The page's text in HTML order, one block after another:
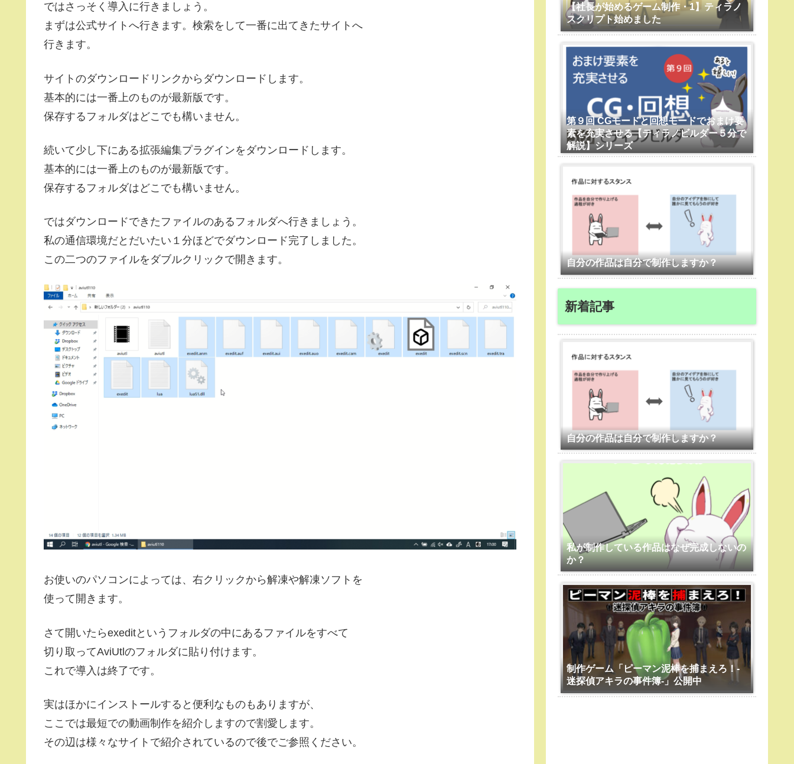
ではさっそく導入に行きましょう。
まずは公式サイトへ行きます。検索をして一番に出てきたサイトへ
行きます。
サイトのダウンロードリンクからダウンロードします。
基本的には一番上のものが最新版です。
保存するフォルダはどこでも構いません。
続いて少し下にある拡張編集プラグインをダウンロードします。
基本的には一番上のものが最新版です。
保存するフォルダはどこでも構いません。
ではダウンロードできたファイルのあるフォルダへ行きましょう。
私の通信環境だとだいたい１分ほどでダウンロード完了しました。
この二つのファイルをダブルクリックで開きます。
お使いのパソコンによっては、右クリックから解凍や解凍ソフトを
使って開きます。
さて開いたらexeditというフォルダの中にあるファイルをすべて
切り取ってAviUtlのフォルダに貼り付けます。
これで導入は終了です。
実はほかにインストールすると便利なものもありますが、
ここでは最短での動画制作を紹介しますので割愛します。
その辺は様々なサイトで紹介されているので後でご参照ください。
【社長が始めるゲーム制作・1】ティラノ
スクリプト始めました
第９回 CGモードと回想モードでおまけ要
素を充実させる【ティラノビルダー５分で
解説】シリーズ
自分の作品は自分で制作しますか？
新着記事
自分の作品は自分で制作しますか？
私が制作している作品はなぜ完成しないの
か？
制作ゲーム「ピーマン泥棒を捕まえろ！-
迷探偵アキラの事件簿-」公開中